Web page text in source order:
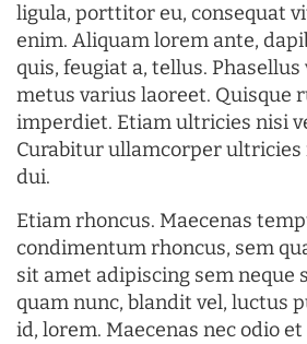
ligula, porttitor eu, consequat
enim. Aliquam lorem ante,
quis, feugiat a, tellus.
metus varius laoreet. Quisque
imperdiet. Etiam ultricies nisi
Curabitur ullamcorper ultricies
dui.
Etiam rhoncus. Maecenas
condimentum rhoncus, sem
sit amet adipiscing sem neque
quam nunc, blandit vel, luctus
id, lorem. Maecenas nec odio